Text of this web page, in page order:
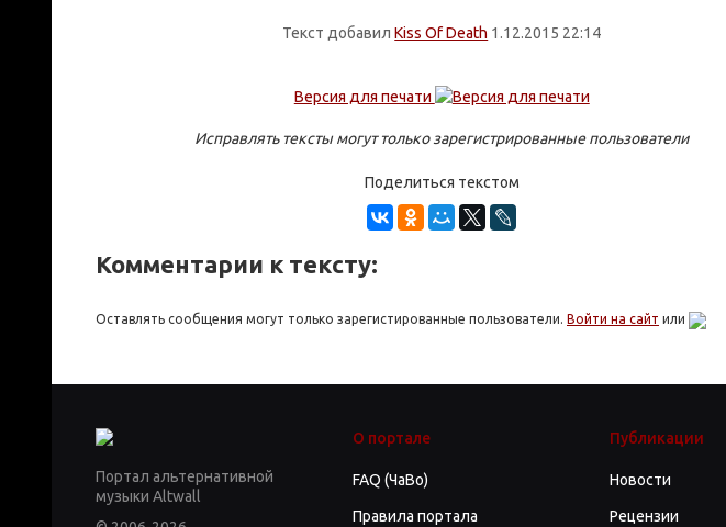
Текст добавилKiss Of Death 1.12.2015 22:14
Версия для печати
Исправлять тексты могут только зарегистрированные пользователи
Поделиться текстом
Комментарии к тексту:
Оставлять сообщения могут только зарегистированные пользователи. Войти на сайт или
Портал альтернативной
музыки Altwall
О портале
FAQ (ЧаВо)
Правила портала
Публикации
Новости
Рецензии